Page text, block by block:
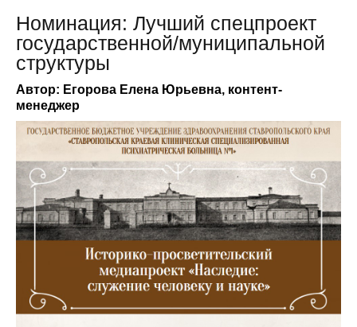
Номинация: Лучший спецпроект
государственной/муниципальной
структуры
Автор: Егорова Елена Юрьевна, контент-
менеджер